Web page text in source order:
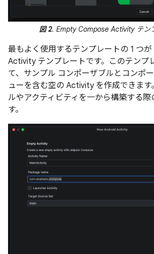
図 2. Empty Compose Activity テン
最もよく使用するテンプレートの 1 つ
Activity テンプレートです。このテンプ
て、サンプル コンポーザブルとコンポ
ューを含む空の Activity を作成できます
ルやアクティビティを一から構築する際
す。